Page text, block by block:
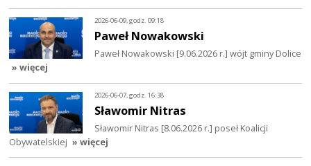
2026-06-09, godz. 09:18
Paweł Nowakowski
Paweł Nowakowski [9.06.2026 r.] wójt gminy Dolice
» więcej
2026-06-07, godz. 16:38
Sławomir Nitras
Sławomir Nitras [8.06.2026 r.] poseł Koalicji
Obywatelskiej » więcej